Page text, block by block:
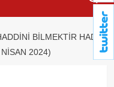
BILMEKTIR HAD
2024)